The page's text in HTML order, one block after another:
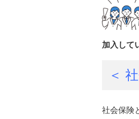
加入して
＜
社会保険